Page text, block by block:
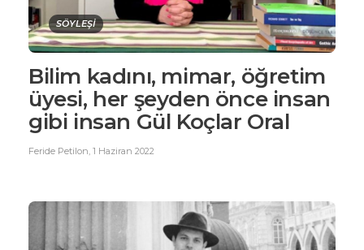
SÖYLEŞİ
Bilim kadını, mimar, öğretim
üyesi, her şeyden önce insan
gibi insan Gül Koçlar Oral
Feride Petilon 1 Haziran 2022